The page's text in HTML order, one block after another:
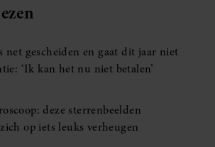
net gescheiden en gaat dit jaar niet
‘Ik kan het nu niet betalen’
deze sterrenbeelden
op iets leuks verheugen